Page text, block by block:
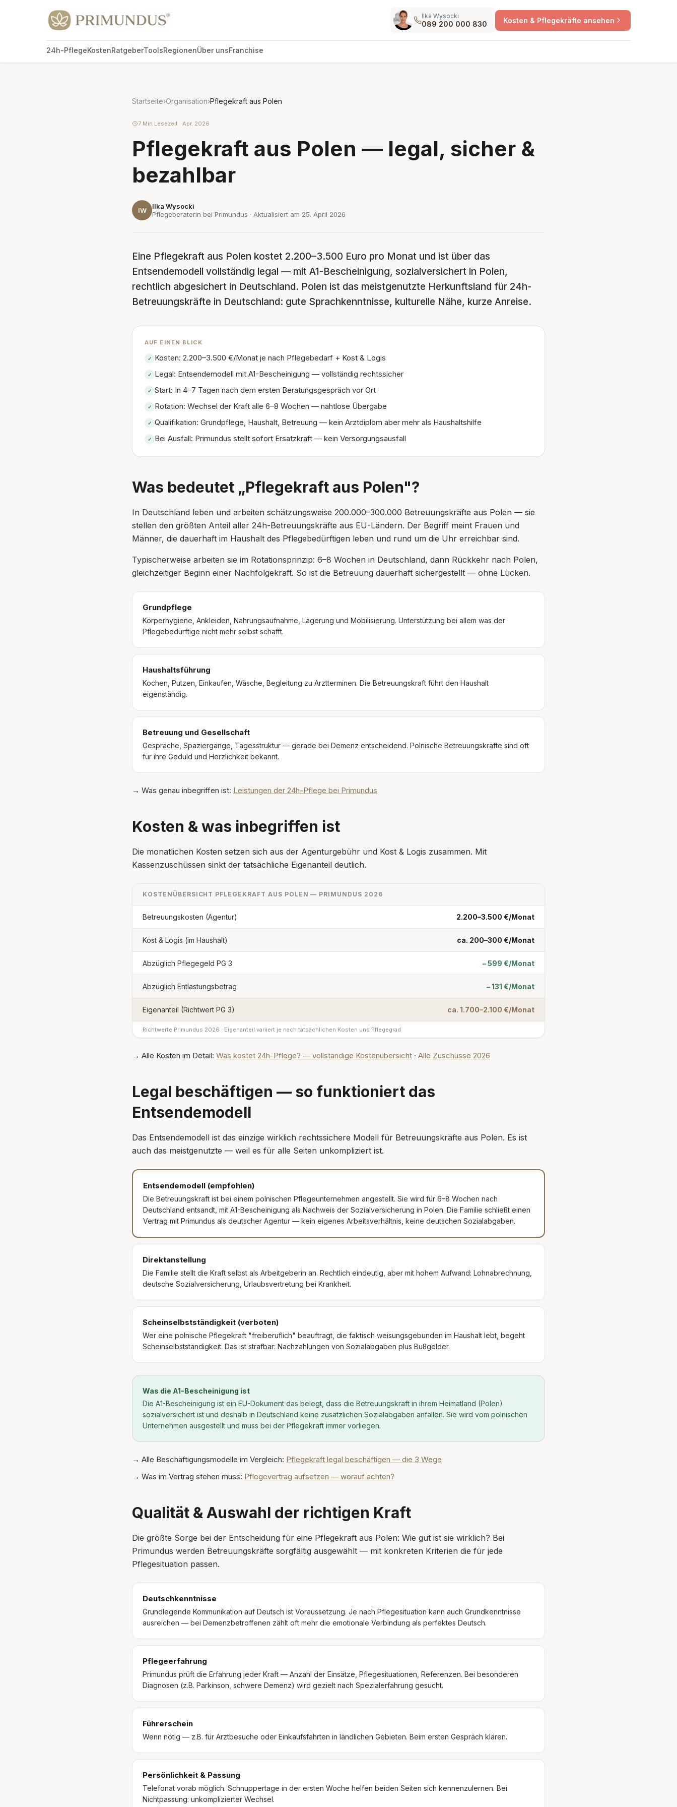
Ilka Wysocki
089 200 000 830 Kosten & Pflegekräfte ansehen
24h-PflegeKostenRatgeberToolsRegionenÜber unsFranchise
Startseite›Organisation›Pflegekraft aus Polen
7 Min Lesezeit · Apr. 2026
Pflegekraft aus Polen — legal, sicher &
bezahlbar
IW
Ilka Wysocki
Pflegeberaterin bei Primundus · Aktualisiert am 25. April 2026
Eine Pflegekraft aus Polen kostet 2.200–3.500 Euro pro Monat und ist über das
Entsendemodell vollständig legal — mit A1-Bescheinigung, sozialversichert in Polen,
rechtlich abgesichert in Deutschland. Polen ist das meistgenutzte Herkunftsland für 24h-
Betreuungskräfte in Deutschland: gute Sprachkenntnisse, kulturelle Nähe, kurze Anreise.
AUF EINEN BLICK
✓ Kosten: 2.200–3.500 €/Monat je nach Pflegebedarf + Kost & Logis
✓ Legal: Entsendemodell mit A1-Bescheinigung — vollständig rechtssicher
✓ Start: In 4–7 Tagen nach dem ersten Beratungsgespräch vor Ort
✓ Rotation: Wechsel der Kraft alle 6–8 Wochen — nahtlose Übergabe
✓ Qualifikation: Grundpflege, Haushalt, Betreuung — kein Arztdiplom aber mehr als Haushaltshilfe
✓ Bei Ausfall: Primundus stellt sofort Ersatzkraft — kein Versorgungsausfall
Was bedeutet „Pflegekraft aus Polen"?
In Deutschland leben und arbeiten schätzungsweise 200.000–300.000 Betreuungskräfte aus Polen — sie
stellen den größten Anteil aller 24h-Betreuungskräfte aus EU-Ländern. Der Begriff meint Frauen und
Männer, die dauerhaft im Haushalt des Pflegebedürftigen leben und rund um die Uhr erreichbar sind.
Typischerweise arbeiten sie im Rotationsprinzip: 6–8 Wochen in Deutschland, dann Rückkehr nach Polen,
gleichzeitiger Beginn einer Nachfolgekraft. So ist die Betreuung dauerhaft sichergestellt — ohne Lücken.
Grundpflege
Körperhygiene, Ankleiden, Nahrungsaufnahme, Lagerung und Mobilisierung. Unterstützung bei allem was der
Pflegebedürftige nicht mehr selbst schafft.
Haushaltsführung
Kochen, Putzen, Einkaufen, Wäsche, Begleitung zu Arztterminen. Die Betreuungskraft führt den Haushalt
eigenständig.
Betreuung und Gesellschaft
Gespräche, Spaziergänge, Tagesstruktur — gerade bei Demenz entscheidend. Polnische Betreuungskräfte sind oft
für ihre Geduld und Herzlichkeit bekannt.
→ Was genau inbegriffen ist: Leistungen der 24h-Pflege bei Primundus
Kosten & was inbegriffen ist
Die monatlichen Kosten setzen sich aus der Agenturgebühr und Kost & Logis zusammen. Mit
Kassenzuschüssen sinkt der tatsächliche Eigenanteil deutlich.
KOSTENÜBERSICHT PFLEGEKRAFT AUS POLEN — PRIMUNDUS 2026
Betreuungskosten (Agentur) 2.200–3.500 €/Monat
Kost & Logis (im Haushalt) ca. 200–300 €/Monat
Abzüglich Pflegegeld PG 3 – 599 €/Monat
Abzüglich Entlastungsbetrag – 131 €/Monat
Eigenanteil (Richtwert PG 3) ca. 1.700–2.100 €/Monat
Richtwerte Primundus 2026 · Eigenanteil variiert je nach tatsächlichen Kosten und Pflegegrad
→ Alle Kosten im Detail: Was kostet 24h-Pflege? — vollständige Kostenübersicht · Alle Zuschüsse 2026
Legal beschäftigen — so funktioniert das
Entsendemodell
Das Entsendemodell ist das einzige wirklich rechtssichere Modell für Betreuungskräfte aus Polen. Es ist
auch das meistgenutzte — weil es für alle Seiten unkompliziert ist.
Entsendemodell (empfohlen)
Die Betreuungskraft ist bei einem polnischen Pflegeunternehmen angestellt. Sie wird für 6–8 Wochen nach
Deutschland entsandt, mit A1-Bescheinigung als Nachweis der Sozialversicherung in Polen. Die Familie schließt einen
Vertrag mit Primundus als deutscher Agentur — kein eigenes Arbeitsverhältnis, keine deutschen Sozialabgaben.
Direktanstellung
Die Familie stellt die Kraft selbst als Arbeitgeberin an. Rechtlich eindeutig, aber mit hohem Aufwand: Lohnabrechnung,
deutsche Sozialversicherung, Urlaubsvertretung bei Krankheit.
Scheinselbstständigkeit (verboten)
Wer eine polnische Pflegekraft "freiberuflich" beauftragt, die faktisch weisungsgebunden im Haushalt lebt, begeht
Scheinselbstständigkeit. Das ist strafbar: Nachzahlungen von Sozialabgaben plus Bußgelder.
Was die A1-Bescheinigung ist
Die A1-Bescheinigung ist ein EU-Dokument das belegt, dass die Betreuungskraft in ihrem Heimatland (Polen)
sozialversichert ist und deshalb in Deutschland keine zusätzlichen Sozialabgaben anfallen. Sie wird vom polnischen
Unternehmen ausgestellt und muss bei der Pflegekraft immer vorliegen.
→ Alle Beschäftigungsmodelle im Vergleich: Pflegekraft legal beschäftigen — die 3 Wege
→ Was im Vertrag stehen muss: Pflegevertrag aufsetzen — worauf achten?
Qualität & Auswahl der richtigen Kraft
Die größte Sorge bei der Entscheidung für eine Pflegekraft aus Polen: Wie gut ist sie wirklich? Bei
Primundus werden Betreuungskräfte sorgfältig ausgewählt — mit konkreten Kriterien die für jede
Pflegesituation passen.
Deutschkenntnisse
Grundlegende Kommunikation auf Deutsch ist Voraussetzung. Je nach Pflegesituation kann auch Grundkenntnisse
ausreichen — bei Demenzbetroffenen zählt oft mehr die emotionale Verbindung als perfektes Deutsch.
Pflegeerfahrung
Primundus prüft die Erfahrung jeder Kraft — Anzahl der Einsätze, Pflegesituationen, Referenzen. Bei besonderen
Diagnosen (z.B. Parkinson, schwere Demenz) wird gezielt nach Spezialerfahrung gesucht.
Führerschein
Wenn nötig — z.B. für Arztbesuche oder Einkaufsfahrten in ländlichen Gebieten. Beim ersten Gespräch klären.
Persönlichkeit & Passung
Telefonat vorab möglich. Schnuppertage in der ersten Woche helfen beiden Seiten sich kennenzulernen. Bei
Nichtpassung: unkomplizierter Wechsel.